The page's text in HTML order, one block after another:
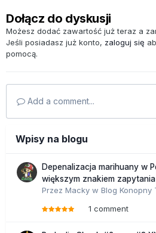
Dołącz do dyskusji
Możesz dodać zawartość już teraz a
Jeśli posiadasz już konto, zaloguj się
pomocą.
Add a comment...
Wpisy na blogu
Depenalizacja marihuany w
większym znakiem zapytania
Przez Macky w Blog Konopny
1 comment